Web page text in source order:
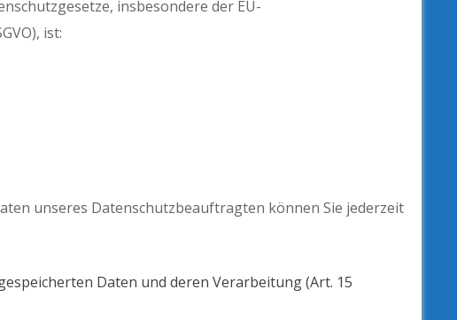
insbesondere der EU-
ist:
unseres Datenschutzbeauftragten können Sie jederzeit
Daten und deren Verarbeitung (Art. 15